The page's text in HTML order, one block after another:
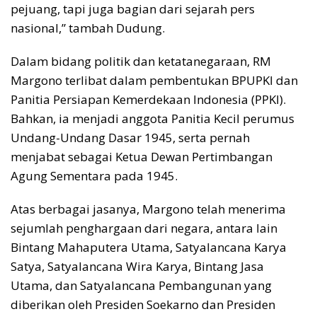
pejuang, tapi juga bagian dari sejarah pers
nasional,” tambah Dudung.
Dalam bidang politik dan ketatanegaraan, RM
Margono terlibat dalam pembentukan BPUPKI dan
Panitia Persiapan Kemerdekaan Indonesia (PPKI).
Bahkan, ia menjadi anggota Panitia Kecil perumus
Undang-Undang Dasar 1945, serta pernah
menjabat sebagai Ketua Dewan Pertimbangan
Agung Sementara pada 1945.
Atas berbagai jasanya, Margono telah menerima
sejumlah penghargaan dari negara, antara lain
Bintang Mahaputera Utama, Satyalancana Karya
Satya, Satyalancana Wira Karya, Bintang Jasa
Utama, dan Satyalancana Pembangunan yang
diberikan oleh Presiden Soekarno dan Presiden